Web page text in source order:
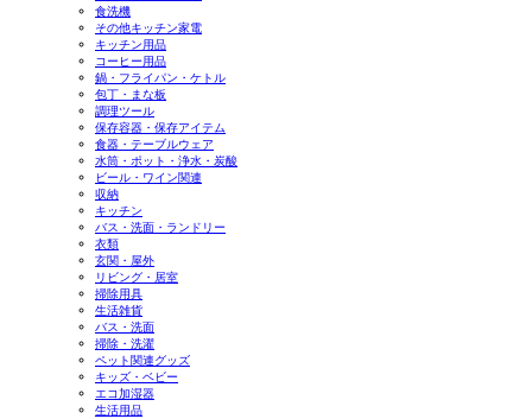
食洗機
その他キッチン家電
キッチン用品
コーヒー用品
鍋・フライパン・ケトル
包丁・まな板
調理ツール
保存容器・保存アイテム
食器・テーブルウェア
水筒・ポット・浄水・炭酸
ビール・ワイン関連
収納
キッチン
バス・洗面・ランドリー
衣類
玄関・屋外
リビング・居室
掃除用具
生活雑貨
バス・洗面
掃除・洗濯
ペット関連グッズ
キッズ・ベビー
エコ加湿器
生活用品